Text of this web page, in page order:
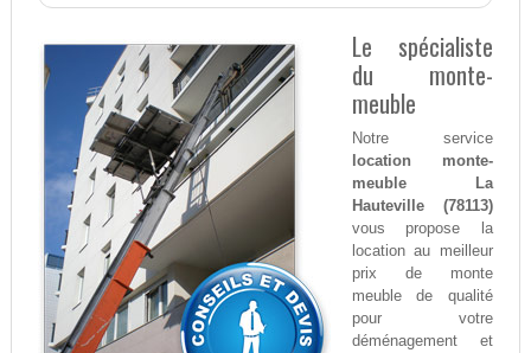
Le spécialiste
du monte-
meuble
Notre service
location monte-
meuble La
Hauteville (78113)
vous propose la
location au meilleur
prix de monte
meuble de qualité
pour votre
déménagement et